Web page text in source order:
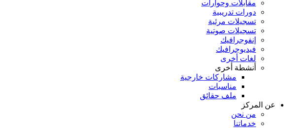
مقابلات وحوارات
دورات تدريبية
تسجيلات مرئية
تسجيلات صوتية
إنفوجرافيك
فيديوجرافيك
لغات أخرى
أنشطة أخرى
مشاركات خارجية
مناسبات
ملف حقائق
عن المركز
من نحن
خدماتنا